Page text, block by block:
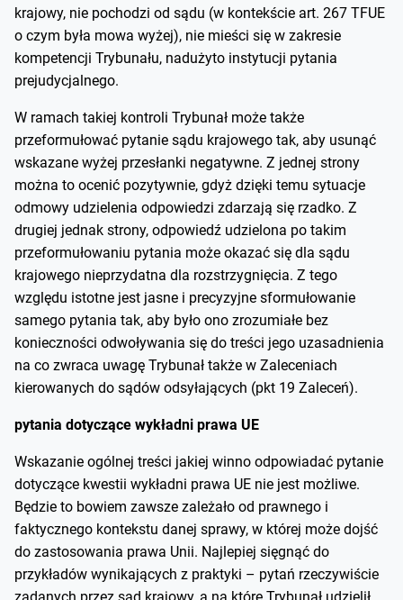
krajowy, nie pochodzi od sądu (w kontekście art. 267 TFUE
o czym była mowa wyżej), nie mieści się w zakresie
kompetencji Trybunału, nadużyto instytucji pytania
prejudycjalnego.
W ramach takiej kontroli Trybunał może także
przeformułować pytanie sądu krajowego tak, aby usunąć
wskazane wyżej przesłanki negatywne. Z jednej strony
można to ocenić pozytywnie, gdyż dzięki temu sytuacje
odmowy udzielenia odpowiedzi zdarzają się rzadko. Z
drugiej jednak strony, odpowiedź udzielona po takim
przeformułowaniu pytania może okazać się dla sądu
krajowego nieprzydatna dla rozstrzygnięcia. Z tego
względu istotne jest jasne i precyzyjne sformułowanie
samego pytania tak, aby było ono zrozumiałe bez
konieczności odwoływania się do treści jego uzasadnienia
na co zwraca uwagę Trybunał także w Zaleceniach
kierowanych do sądów odsyłających (pkt 19 Zaleceń).
pytania dotyczące wykładni prawa UE
Wskazanie ogólnej treści jakiej winno odpowiadać pytanie
dotyczące kwestii wykładni prawa UE nie jest możliwe.
Będzie to bowiem zawsze zależało od prawnego i
faktycznego kontekstu danej sprawy, w której może dojść
do zastosowania prawa Unii. Najlepiej sięgnąć do
przykładów wynikających z praktyki – pytań rzeczywiście